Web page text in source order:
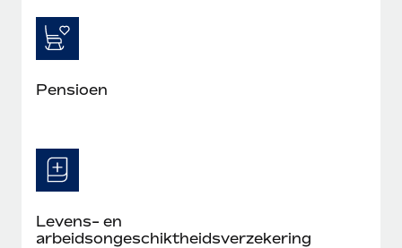
Pensioen
Levens- en
arbeidsongeschiktheidsverzekering